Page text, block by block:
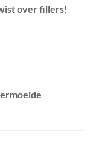
over fillers!